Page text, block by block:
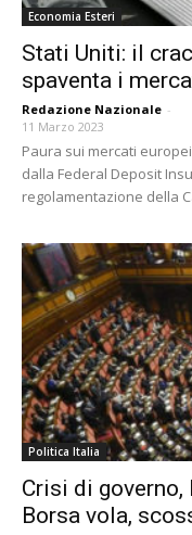
Economia Esteri
Stati Uniti: il
spaventa i
Redazione Nazionale -
11 Marzo 2023
Paura sui mercati
dalla Federal Deposit
regolamentazione della
Politica Italia
Crisi di governo,
Borsa vola,